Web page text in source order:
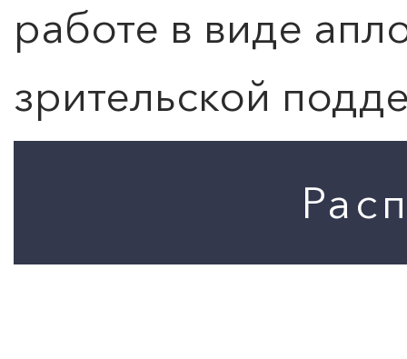
работе в виде
зрительской